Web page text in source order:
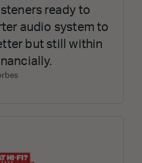
ready to
audio system to
but still within